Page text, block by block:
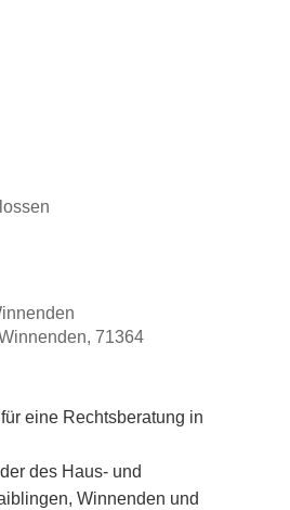
71364
eine Rechtsberatung in
des Haus- und
Winnenden und